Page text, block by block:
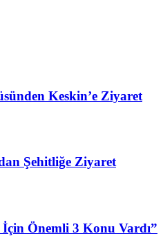
Keskin’e Ziyaret
Şehitliğe Ziyaret
Önemli 3 Konu Vardı”